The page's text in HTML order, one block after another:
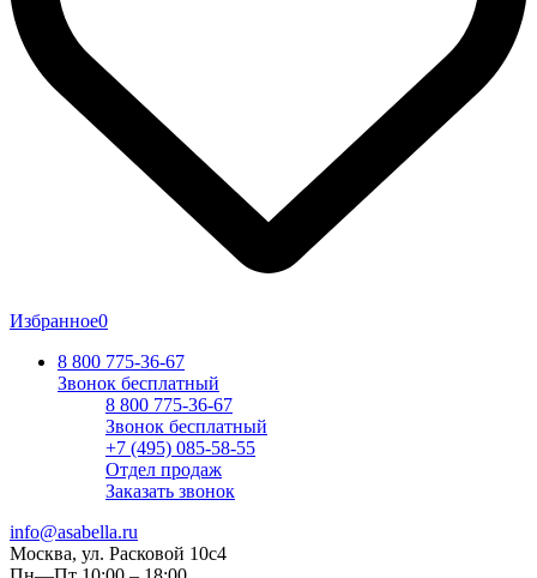
Избранное0
8 800 775-36-67
Звонок бесплатный
8 800 775-36-67
Звонок бесплатный
+7 (495) 085-58-55
Отдел продаж
Заказать звонок
info@asabella.ru
Москва, ул. Расковой 10с4